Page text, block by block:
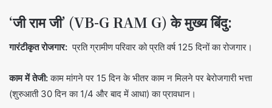
‘जी राम जी’ (VB-G RAM G) के मुख्य बिंदु:
गारंटीकृत रोजगार: प्रति ग्रामीण परिवार को प्रति वर्ष 125 दिनों का रोजगार।
काम में तेजी:काम मांगने पर 15 दिन के भीतर काम न मिलने पर बेरोजगारी भत्ता
(शुरुआती 30 दिन का 1/4 और बाद में आधा) का प्रावधान।